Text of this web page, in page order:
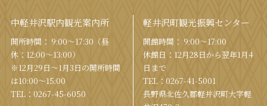
中軽井沢駅内観光案内所
開所時間： 9:00〜17:30（昼
休：12:00〜13:00）
※12月29日〜1月3日の開所時間
は10:00〜15:00
TEL： 0267-45-6050
軽井沢町観光振興センター
開館時間： 9:00〜17:00
休館⽇：12⽉28⽇から翌年1⽉4
⽇まで
TEL： 0267-41-5001
⻑野県北佐久郡軽井沢町⼤字軽